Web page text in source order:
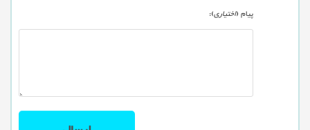
پیام (اختیاری):